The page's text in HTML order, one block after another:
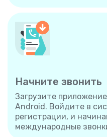
Начните звонить
Загрузите
Android. Войдите в
регистрации, и
международные